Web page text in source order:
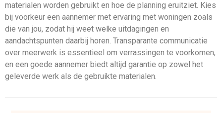
materialen worden gebruikt en hoe de planning eruitziet. Kies
bij voorkeur een aannemer met ervaring met woningen zoals
die van jou, zodat hij weet welke uitdagingen en
aandachtspunten daarbij horen. Transparante communicatie
over meerwerk is essentieel om verrassingen te voorkomen,
en een goede aannemer biedt altijd garantie op zowel het
geleverde werk als de gebruikte materialen.